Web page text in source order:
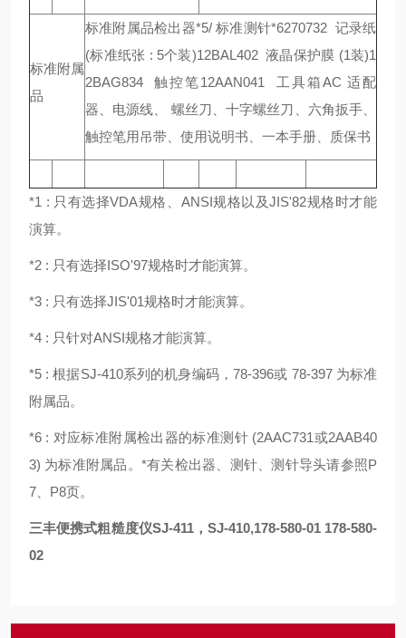
标准附属
品
标准附属品检出器*5/ 标准测针*6270732 记录纸
(标准纸张 : 5个装)12BAL402 液晶保护膜 (1装)1
2BAG834 触控笔12AAN041 工具箱AC 适配
器、电源线、 螺丝刀、十字螺丝刀、六角扳手、
触控笔用吊带、使用说明书、一本手册、质保书
*1 : 只有选择VDA规格、ANSI规格以及JIS'82规格时才能
演算。
*2 : 只有选择ISO'97规格时才能演算。
*3 : 只有选择JIS'01规格时才能演算。
*4 : 只针对ANSI规格才能演算。
*5 : 根据SJ-410系列的机身编码，78-396或 78-397 为标准
附属品。
*6 : 对应标准附属检出器的标准测针 (2AAC731或2AAB40
3) 为标准附属品。*有关检出器、测针、测针导头请参照P
7、P8页。
三丰便携式粗糙度仪SJ-411，SJ-410,178-580-01 178-580-
02